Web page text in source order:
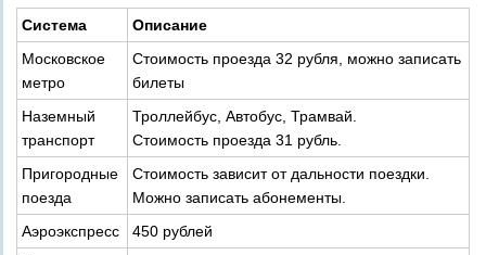
Система
Описание
Московское
метро
Стоимость проезда 32 рубля, можно записать
билеты
Наземный
транспорт
Троллейбус, Автобус, Трамвай.
Стоимость проезда 31 рубль.
Пригородные
поезда
Стоимость зависит от дальности поездки.
Можно записать абонементы.
Аэроэкспресс
450 рублей